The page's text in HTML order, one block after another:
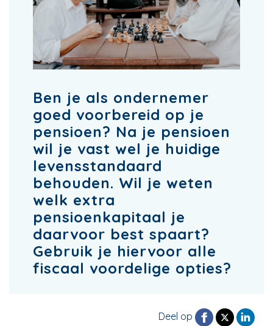
Ben je als ondernemer
goed voorbereid op je
pensioen? Na je pensioen
wil je vast wel je huidige
levensstandaard
behouden. Wil je weten
welk extra
pensioenkapitaal je
daarvoor best spaart?
Gebruik je hiervoor alle
fiscaal voordelige opties?
Deel op